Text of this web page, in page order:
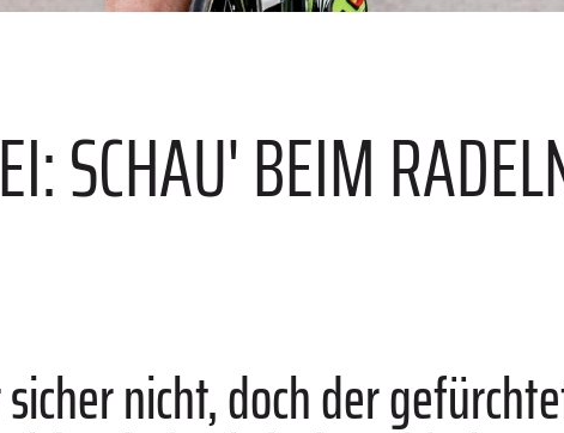
SCHAU' BEIM
nicht, doch der